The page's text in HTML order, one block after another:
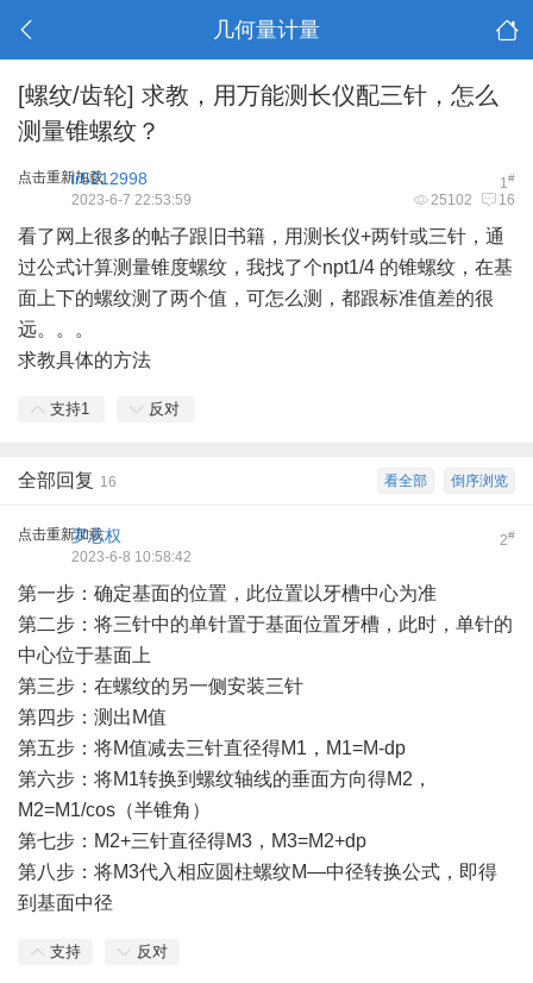
几何量计量
[螺纹/齿轮] 求教，用万能测长仪配三针，怎么
测量锥螺纹？
点击重新加载 1#
lr5212998
25102 16
2023-6-7 22:53:59
看了网上很多的帖子跟旧书籍，用测长仪+两针或三针，通
过公式计算测量锥度螺纹，我找了个npt1/4 的锥螺纹，在基
面上下的螺纹测了两个值，可怎么测，都跟标准值差的很
远。。。
求教具体的方法
支持1 反对
倒序浏览
看全部
全部回复 16
点击重新加载 2#
罗志权
2023-6-8 10:58:42
第一步：确定基面的位置，此位置以牙槽中心为准
第二步：将三针中的单针置于基面位置牙槽，此时，单针的
中心位于基面上
第三步：在螺纹的另一侧安装三针
第四步：测出M值
第五步：将M值减去三针直径得M1，M1=M-dp
第六步：将M1转换到螺纹轴线的垂面方向得M2，
M2=M1/cos（半锥角）
第七步：M2+三针直径得M3，M3=M2+dp
第八步：将M3代入相应圆柱螺纹M—中径转换公式，即得
到基面中径
支持 反对